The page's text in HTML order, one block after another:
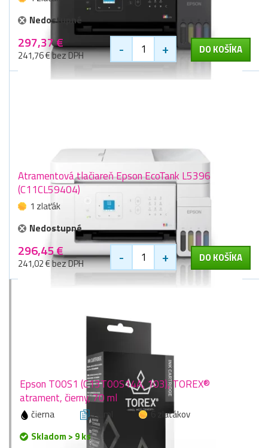
Nedostupné
297,37 €
241,76 € bez DPH - + DO KOŠÍKA
Atramentová tlačiareň Epson EcoTank L5396
(C11CL59404)
1 zlaťák
Nedostupné
296,45 €
241,02 € bez DPH - + DO KOŠÍKA
Epson T00S1 (C13T00S14A, 103), TOREX®
atrament, čierny, 70 ml
čierna 70 ml
6 zlaťákov
Skladom > 9 ks